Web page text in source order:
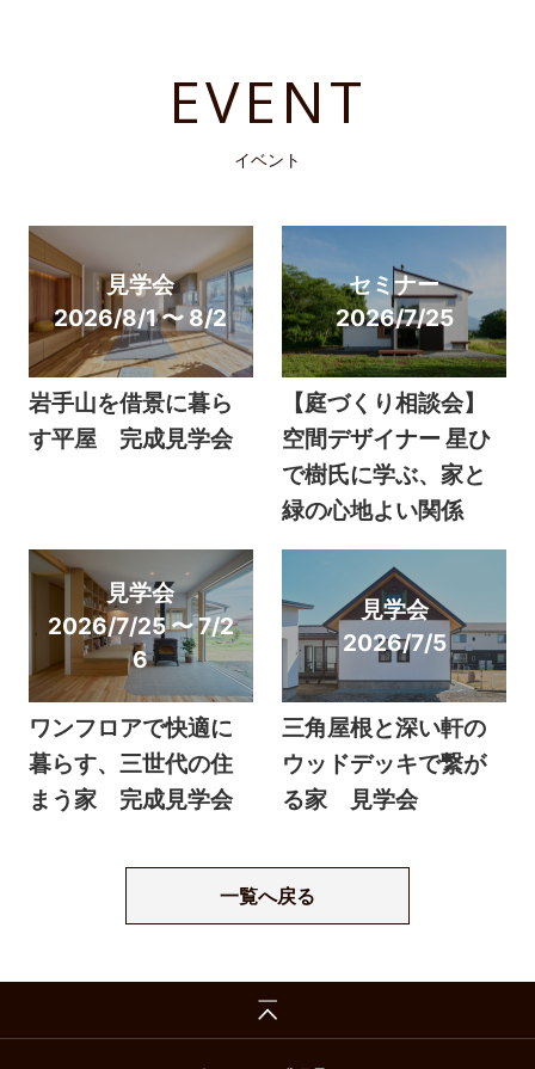
EVENT
イベント
見学会
2026/8/1 〜 8/2
岩手山を借景に暮ら
す平屋 完成見学会
セミナー
2026/7/25
【庭づくり相談会】
空間デザイナー 星ひ
で樹氏に学ぶ、家と
緑の心地よい関係
見学会
2026/7/25 〜 7/2
6
ワンフロアで快適に
暮らす、三世代の住
まう家 完成見学会
見学会
2026/7/5
三角屋根と深い軒の
ウッドデッキで繋が
る家 見学会
一覧へ戻る